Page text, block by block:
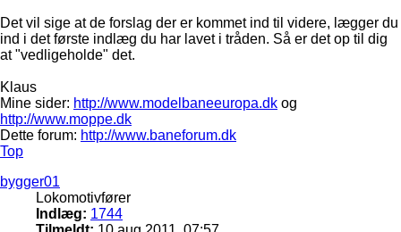
Det vil sige at de forslag der er kommet ind til videre, lægger du
ind i det første indlæg du har lavet i tråden. Så er det op til dig
at "vedligeholde" det.
Klaus
Mine sider: http://www.modelbaneeuropa.dk og
http://www.moppe.dk
Dette forum: http://www.baneforum.dk
Top
bygger01
Lokomotivfører
Indlæg: 1744